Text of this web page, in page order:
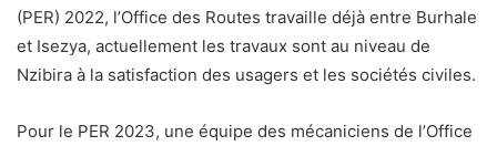
(PER) 2022, l’Office des Routes travaille déjà entre Burhale
et Isezya, actuellement les travaux sont au niveau de
Nzibira à la satisfaction des usagers et les sociétés civiles.
Pour le PER 2023, une équipe des mécaniciens de l’Office